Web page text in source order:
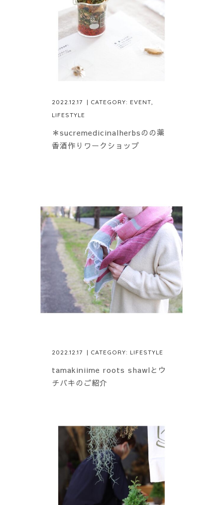
2022.12.17 | CATEGORY: EVENT,
LIFESTYLE
＊sucremedicinalherbsのの薬
香酒作りワークショップ
2022.12.17 | CATEGORY: LIFESTYLE
tamakiniime roots shawlとウ
チバキのご紹介